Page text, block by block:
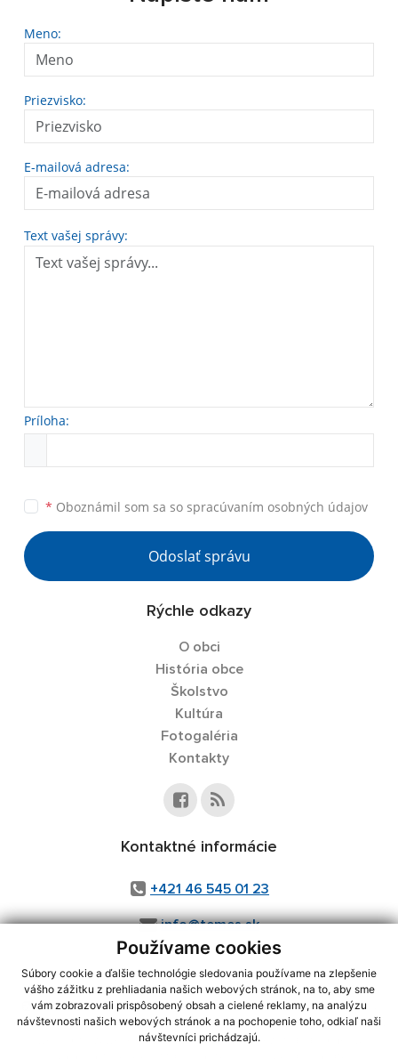
Používame cookies
Súbory cookie a ďalšie technológie sledovania používame na zlepšenie
vášho zážitku z prehliadania našich webových stránok, na to, aby sme
vám zobrazovali prispôsobený obsah a cielené reklamy, na analýzu
návštevnosti našich webových stránok a na pochopenie toho, odkiaľ naši
návštevníci prichádzajú.
Meno:
Priezvisko:
E-mailová adresa:
Text vašej správy:
Príloha:
* Oboznámil som sa so spracúvaním osobných údajov
Odoslať správu
Rýchle odkazy
O obci
História obce
Školstvo
Kultúra
Fotogaléria
Kontakty
Kontaktné informácie
+421 46 545 01 23
info@temes.sk
využite možnosť získavania aktuálnych informácií s využitím RSS
CMS systém (redakčný) systém ECHELON 2,Mapa stránok,web portál
webex.digital, s.r.o.,domény,registrácia domény